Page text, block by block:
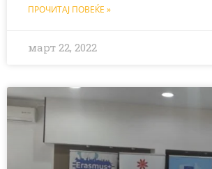
ПРОЧИТАЈ ПОВЕЌЕ »
март 22, 2022